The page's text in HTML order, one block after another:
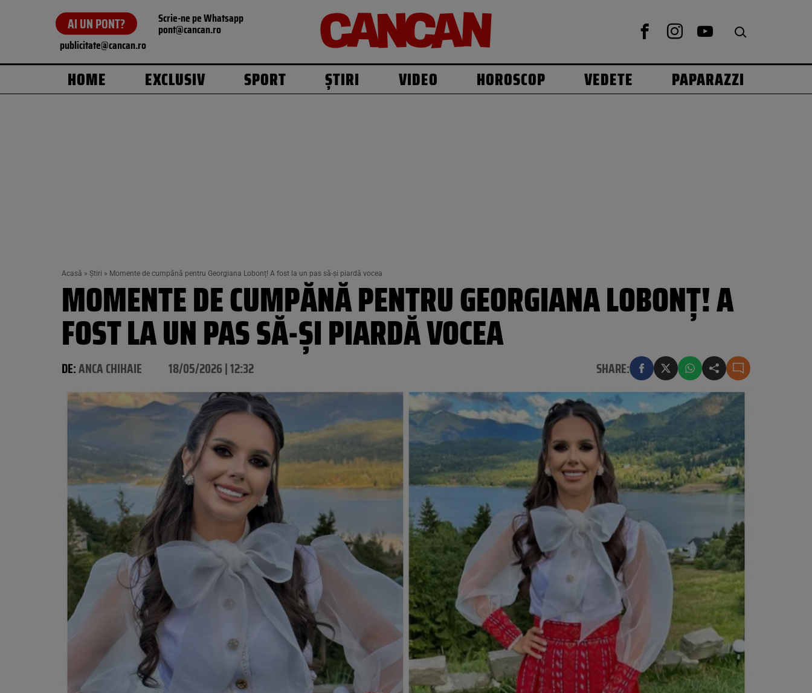
AI UN PONT? Scrie-ne pe Whatsapp
pont@cancan.ro
publicitate@cancan.ro
HOME EXCLUSIV SPORT ȘTIRI VIDEO HOROSCOP VEDETE PAPARAZZI
Acasă » Știri » Momente de cumpănă pentru Georgiana Lobonț! A fost la un pas să-și piardă vocea
MOMENTE DE CUMPĂNĂ PENTRU GEORGIANA LOBONȚ! A
FOST LA UN PAS SĂ-ȘI PIARDĂ VOCEA
DE:ANCA CHIHAIE 18/05/2026 | 12:32 SHARE: